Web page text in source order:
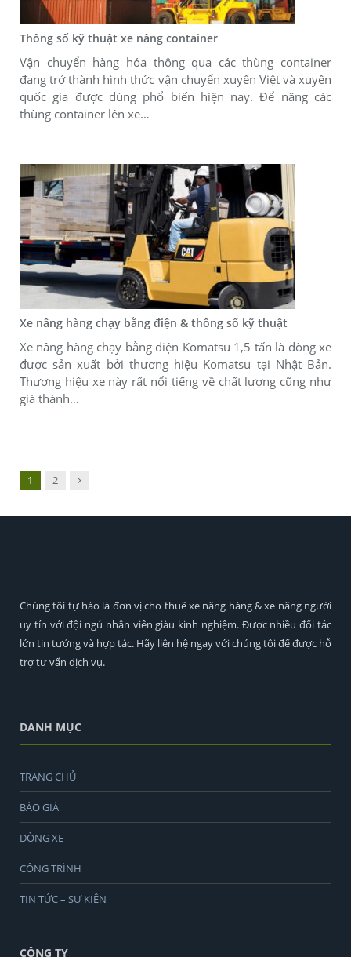
Thông số kỹ thuật xe nâng container
Vận chuyển hàng hóa thông qua các thùng container
đang trở thành hình thức vận chuyển xuyên Việt và xuyên
quốc gia được dùng phổ biến hiện nay. Để nâng các
thùng container lên xe…
Xe nâng hàng chạy bằng điện & thông số kỹ thuật
Xe nâng hàng chạy bằng điện Komatsu 1,5 tấn là dòng xe
được sản xuất bởi thương hiệu Komatsu tại Nhật Bản.
Thương hiệu xe này rất nổi tiếng về chất lượng cũng như
giá thành…
1 2 Next
Chúng tôi tự hào là đơn vị cho thuê xe nâng hàng & xe nâng người
uy tín với đội ngủ nhân viên giàu kinh nghiệm. Được nhiều đối tác
lớn tin tưởng và hợp tác. Hãy liên hệ ngay với chúng tôi để được hỗ
trợ tư vấn dịch vụ.
DANH MỤC
TRANG CHỦ
BÁO GIÁ
DÒNG XE
CÔNG TRÌNH
TIN TỨC – SỰ KIỆN
CÔNG TY